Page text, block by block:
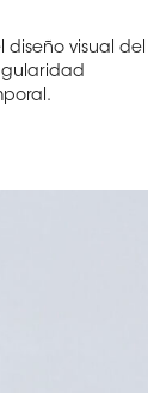
diseño visual del